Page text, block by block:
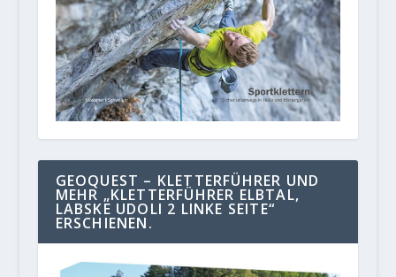
GEOQUEST – KLETTERFÜHRER UND
MEHR „KLETTERFÜHRER ELBTAL,
LABSKE UDOLI 2 LINKE SEITE“
ERSCHIENEN.